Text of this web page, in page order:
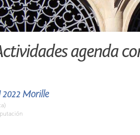
agenda
2022 Morille